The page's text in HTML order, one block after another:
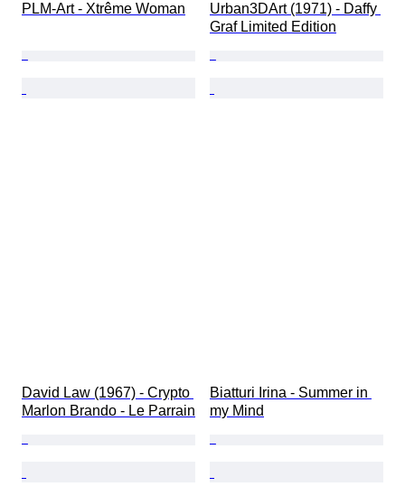
PLM-Art - Xtrême Woman
Urban3DArt (1971) - Daffy
Graf Limited Edition
David Law (1967) - Crypto
Marlon Brando - Le Parrain
Biatturi Irina - Summer in
my Mind